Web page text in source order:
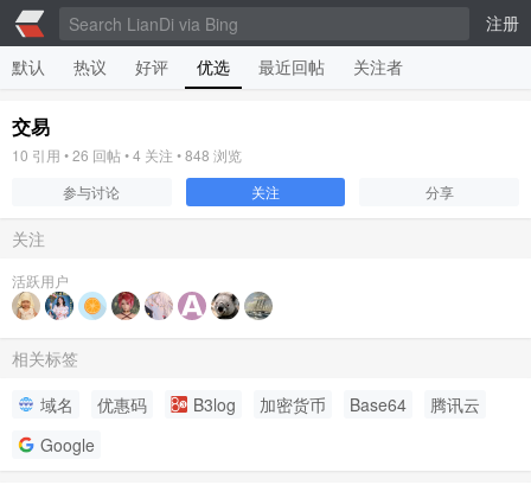
注册
默认
热议 好评 优选 最近回帖 关注者
交易
10 引用 •26 回帖 •4 关注 •848 浏览
参与讨论
关注 分享
关注
活跃用户
相关标签
域名
优惠码 B3log 加密货币 Base64
腾讯云
Google